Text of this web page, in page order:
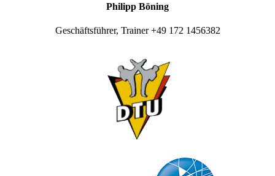
Philipp Böning
Geschäftsführer, Trainer +49 172 1456382